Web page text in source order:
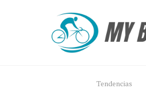
Tendencias